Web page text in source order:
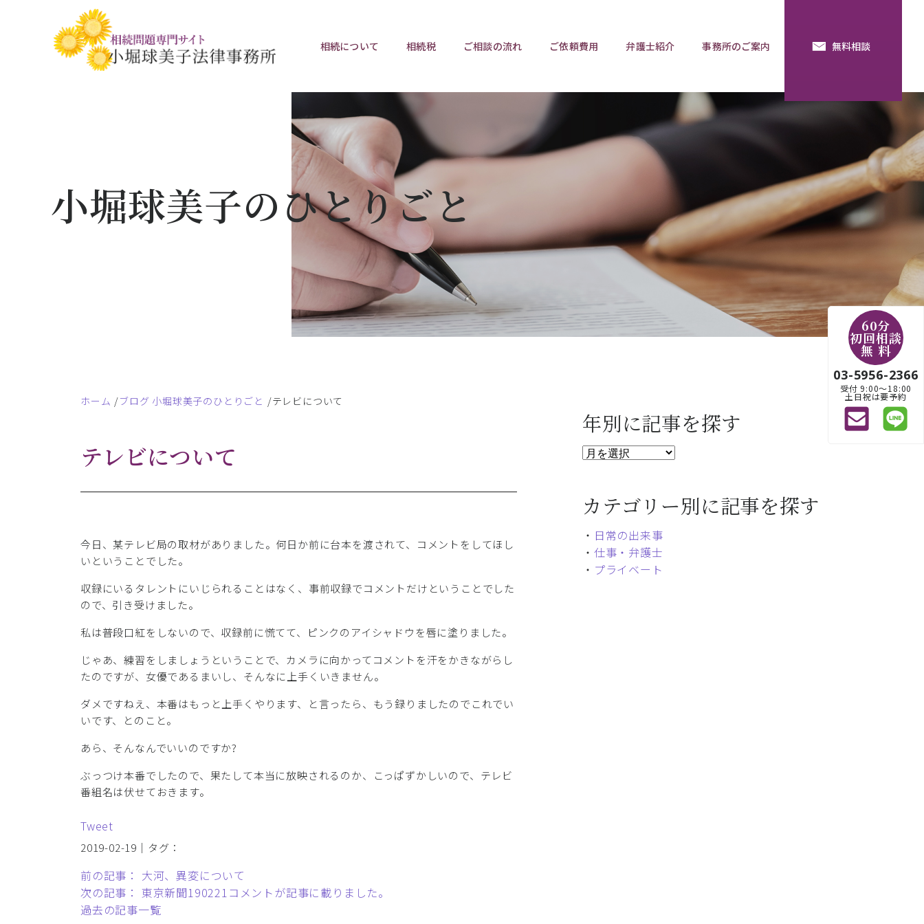
相続について
相続トラブルチェックリスト 預金の使い込み
相談関連書式ダウンロード 任意後見制度 遺産分割調停 相談用語集
相続税 ご相談の流れ ご依頼費用 弁護士紹介 事務所のご案内 無料相談
小堀球美子のひとりごと
ホーム ブログ 小堀球美子のひとりごと テレビについて
テレビについて
今日、某テレビ局の取材がありました。何日か前に台本を渡されて、コメントをしてほし
いということでした。
収録にいるタレントにいじられることはなく、事前収録でコメントだけということでした
ので、引き受けました。
私は普段口紅をしないので、収録前に慌てて、ピンクのアイシャドウを唇に塗りました。
じゃあ、練習をしましょうということで、カメラに向かってコメントを汗をかきながらし
たのですが、女優であるまいし、そんなに上手くいきません。
ダメですねえ、本番はもっと上手くやります、と言ったら、もう録りましたのでこれでい
いです、とのこと。
あら、そんなんでいいのですか?
ぶっつけ本番でしたので、果たして本当に放映されるのか、こっぱずかしいので、テレビ
番組名は伏せておきます。
Tweet
2019-02-19｜タグ：
前の記事： 大河、異変について
次の記事： 東京新聞190221コメントが記事に載りました。
過去の記事一覧
年別に記事を探す
カテゴリー別に記事を探す
・ 日常の出来事
・ 仕事・弁護士
・ プライベート
60分
初回相談
無 料
03-5956-2366
受付 9:00〜18:00
土日祝は要予約